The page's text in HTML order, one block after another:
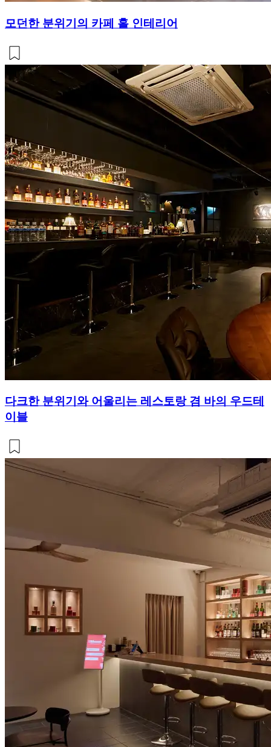
모던한 분위기의 카페 홀 인테리어
다크한 분위기와 어울리는 레스토랑 겸 바의 우드테
이블